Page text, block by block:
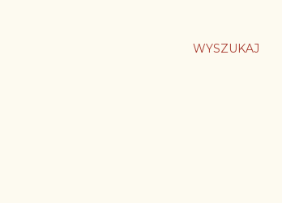
WYSZUKAJ